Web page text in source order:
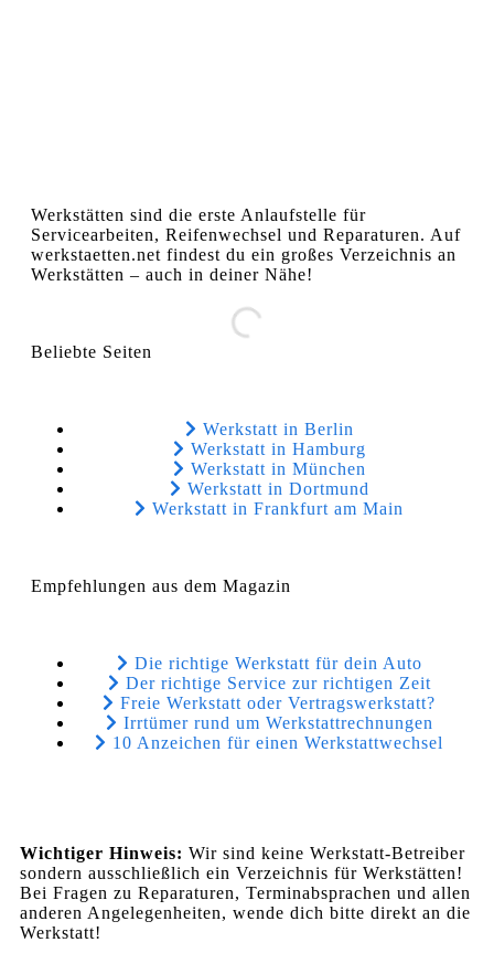
Werkstätten sind die erste Anlaufstelle für
Servicearbeiten, Reifenwechsel und Reparaturen. Auf
werkstaetten.net findest du ein großes Verzeichnis an
Werkstätten – auch in deiner Nähe!
Beliebte Seiten
Werkstatt in Berlin
Werkstatt in Hamburg
Werkstatt in München
Werkstatt in Dortmund
Werkstatt in Frankfurt am Main
Empfehlungen aus dem Magazin
Die richtige Werkstatt für dein Auto
Der richtige Service zur richtigen Zeit
Freie Werkstatt oder Vertragswerkstatt?
Irrtümer rund um Werkstattrechnungen
10 Anzeichen für einen Werkstattwechsel
Wichtiger Hinweis: Wir sind keine Werkstatt-Betreiber
sondern ausschließlich ein Verzeichnis für Werkstätten!
Bei Fragen zu Reparaturen, Terminabsprachen und allen
anderen Angelegenheiten, wende dich bitte direkt an die
Werkstatt!